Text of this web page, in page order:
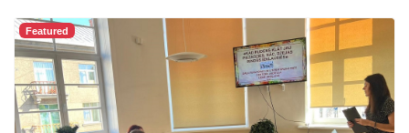
Featured